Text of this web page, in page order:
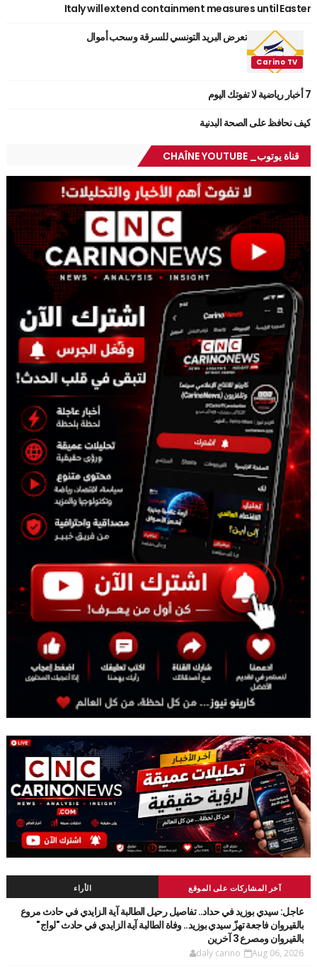
Italy will extend containment measures until Easter
تعرض البريد التونسي للسرقة وسحب أموال
7 أخبار رياضية لا تفوتك اليوم
كيف نحافظ على الصحة البدنية
قناة يوتوب_ CHAÎNE YOUTUBE
آخر المشاركات على الموقع الأراء
عاجل: سيدي بوزيد في حداد.. تفاصيل رحيل الطالبة آية الزايدي في حادث مروع
بالقيروان فاجعة تهزّ سيدي بوزيد.. وفاة الطالبة آية الزايدي في حادث "لواج"
بالقيروان ومصرع 3 آخرين
daly carino Aug 06, 2026